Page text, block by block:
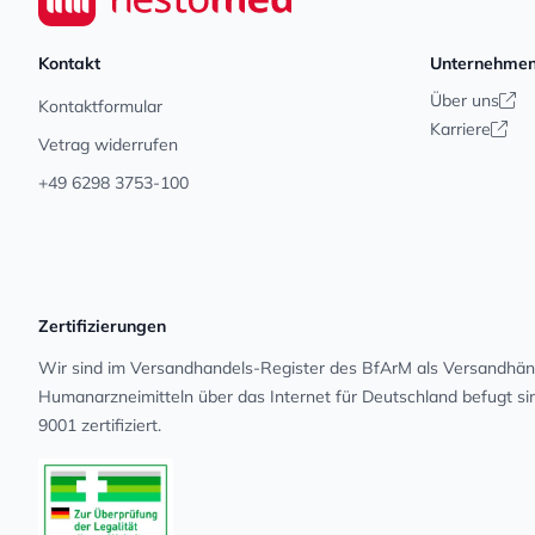
Kontakt
Kontaktformular
Vetrag widerrufen
+49 6298 3753-100
Über uns
Karriere
Zertifizierungen
Wir sind im Versandhandels-Register des BfArM als
Human­arz­nei­mit­teln über das Internet für Deutschland befugt
9001 zertifiziert.